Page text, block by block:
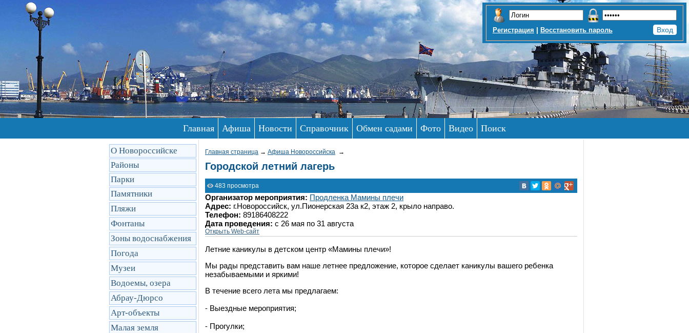
Регистрация | Восстановить пароль
Главная Афиша Новости Справочник Обмен садами Фото Видео Поиск
О Новороссийске
Районы
Парки
Памятники
Пляжи
Фонтаны
Зоны водоснабжения
Погода
Музеи
Водоемы, озера
Абрау-Дюрсо
Арт-объекты
Малая земля
Главная страница → Афиша Новороссийска →
Городской летний лагерь
483 просмотра
Организатор мероприятия: Продленка Мамины плечи
Адрес: г.Новороссийск, ул.Пионерская 23а к2, этаж 2, крыло направо.
Телефон: 89186408222
Дата проведения: с 26 мая по 31 августа
Открыть Web-сайт
Летние каникулы в детском центр «Мамины плечи»!
Мы рады представить вам наше летнее предложение, которое сделает каникулы вашего ребенка
незабываемыми и яркими!
В течение всего лета мы предлагаем:
⁃ Выездные мероприятия;
⁃ Прогулки;